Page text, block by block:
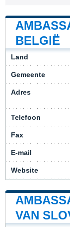
BELGIË
Land
Gemeente
Adres
Telefoon
Fax
E-mail
Website
VAN